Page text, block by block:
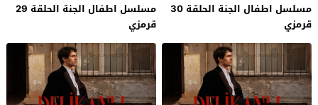
مسلسل اطفال الجنة الحلقة 30
قرمزي
مسلسل اطفال الجنة الحلقة 29
قرمزي